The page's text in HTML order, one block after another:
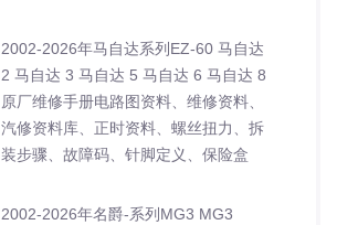
2002-2026年马自达系列EZ-60 马自达
2 马自达 3 马自达 5 马自达 6 马自达 8
原厂维修手册电路图资料、维修资料、
汽修资料库、正时资料、螺丝扭力、拆
装步骤、故障码、针脚定义、保险盒
2002-2026年名爵-系列MG3 MG3